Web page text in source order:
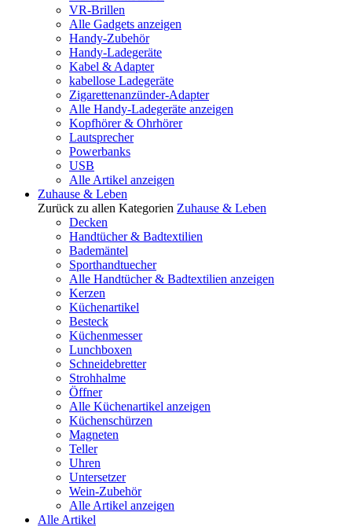
VR-Brillen
Alle Gadgets anzeigen
Handy-Zubehör
Handy-Ladegeräte
Kabel & Adapter
kabellose Ladegeräte
Zigarettenanzünder-Adapter
Alle Handy-Ladegeräte anzeigen
Kopfhörer & Ohrhörer
Lautsprecher
Powerbanks
USB
Alle Artikel anzeigen
Zuhause & Leben
Zurück zu allen Kategorien Zuhause & Leben
Decken
Handtücher & Badtextilien
Bademäntel
Sporthandtuecher
Alle Handtücher & Badtextilien anzeigen
Kerzen
Küchenartikel
Besteck
Küchenmesser
Lunchboxen
Schneidebretter
Strohhalme
Öffner
Alle Küchenartikel anzeigen
Küchenschürzen
Magneten
Teller
Uhren
Untersetzer
Wein-Zubehör
Alle Artikel anzeigen
Alle Artikel